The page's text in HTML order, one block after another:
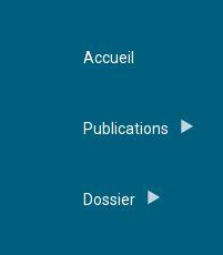
Accueil
Publications
Dossier